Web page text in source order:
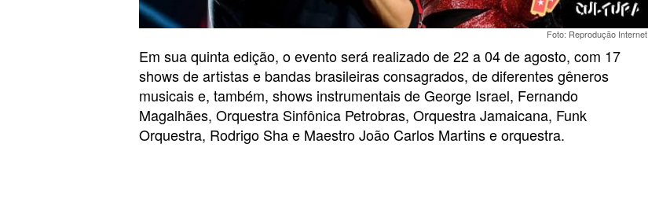
Foto: Reprodução Internet.
Em sua quinta edição, o evento será realizado de 22 a 04 de agosto, com 17
shows de artistas e bandas brasileiras consagrados, de diferentes gêneros
musicais e, também, shows instrumentais de George Israel, Fernando
Magalhães, Orquestra Sinfônica Petrobras, Orquestra Jamaicana, Funk
Orquestra, Rodrigo Sha e Maestro João Carlos Martins e orquestra.